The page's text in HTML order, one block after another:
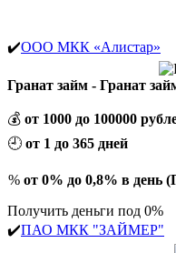
✔️ООО МКК «Алистар»
Гранат займ - Гранат
💰 от 1000 до 100000
🕘 от 1 до 365 дней
% от 0% до 0,8% в день
Получить деньги под 0%
✔️ПАО МКК "ЗАЙМЕР"